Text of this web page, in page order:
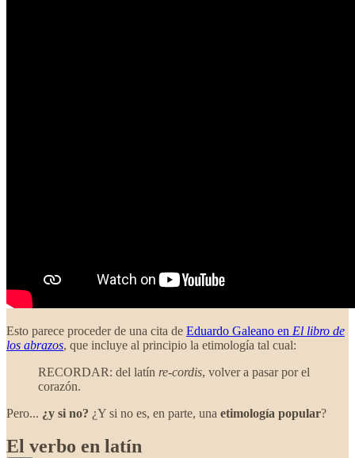
Esto parece proceder de una cita de Eduardo Galeano en El libro de
los abrazos, que incluye al principio la etimología tal cual:
RECORDAR: del latín re-cordis, volver a pasar por el
corazón.
Pero... ¿y si no? ¿Y si no es, en parte, una etimología popular?
El verbo en latín